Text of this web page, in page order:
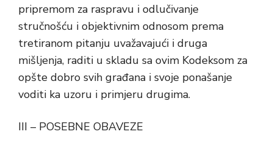
pripremom za raspravu i odlučivanje
stručnošću i objektivnim odnosom prema
tretiranom pitanju uvažavajući i druga
mišljenja, raditi u skladu sa ovim Kodeksom za
opšte dobro svih građana i svoje ponašanje
voditi ka uzoru i primjeru drugima.
III – POSEBNE OBAVEZE